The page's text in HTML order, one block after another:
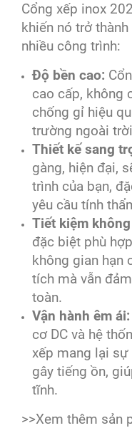
Cổng xếp inox
khiến nó trở
nhiều công trình:
Độ bền cao:
cao cấp, không
chống gỉ hiệu
trường ngoài
Thiết kế sang
gàng, hiện đại,
trình của bạn,
yêu cầu tính
Tiết kiệm
đặc biệt phù
không gian hạn
tích mà vẫn
toàn.
Vận hành êm ái:
cơ DC và hệ
xếp mang lại sự
gây tiếng ồn,
tĩnh.
>>Xem thêm sản